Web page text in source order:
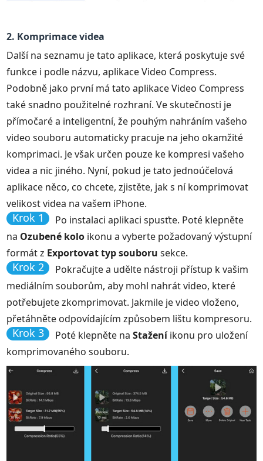
2. Komprimace videa
Další na seznamu je tato aplikace, která poskytuje své
funkce i podle názvu, aplikace Video Compress.
Podobně jako první má tato aplikace Video Compress
také snadno použitelné rozhraní. Ve skutečnosti je
přímočaré a inteligentní, že pouhým nahráním vašeho
video souboru automaticky pracuje na jeho okamžité
komprimaci. Je však určen pouze ke kompresi vašeho
videa a nic jiného. Nyní, pokud je tato jednoúčelová
aplikace něco, co chcete, zjistěte, jak s ní komprimovat
velikost videa na vašem iPhone.
Krok 1
Po instalaci aplikaci spusťte. Poté klepněte
na Ozubené kolo ikonu a vyberte požadovaný výstupní
formát z Exportovat typ souboru sekce.
Krok 2
Pokračujte a udělte nástroji přístup k vašim
mediálním souborům, aby mohl nahrát video, které
potřebujete zkomprimovat. Jakmile je video vloženo,
přetáhněte odpovídajícím způsobem lištu kompresoru.
Krok 3 Poté klepněte naStaženíikonu pro uložení
komprimovaného souboru.